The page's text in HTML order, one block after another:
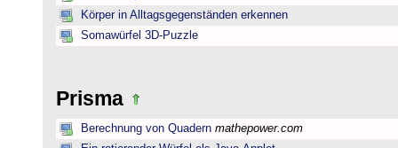
Körper in Alltagsgegenständen erkennen
Somawürfel 3D-Puzzle
Prisma
Berechnung von Quadern mathepower.com